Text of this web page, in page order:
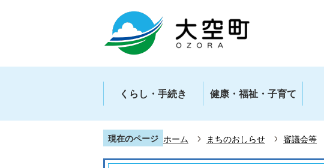
くらし・手続き 健康・福祉・子育て
現在のページ ホーム まちのおしらせ 審議会等